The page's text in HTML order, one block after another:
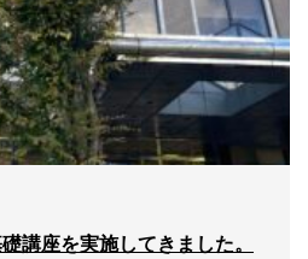
講座を実施してきました。